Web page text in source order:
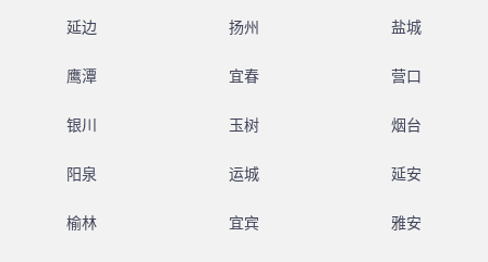
延边 扬州 盐城
鹰潭 宜春 营口
银川 玉树 烟台
阳泉 运城 延安
榆林 宜宾 雅安